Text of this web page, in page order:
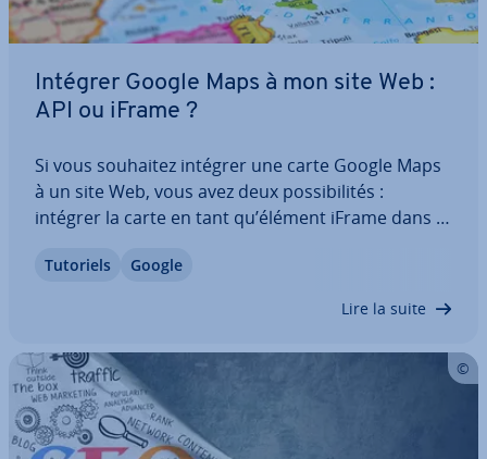
Intégrer Google Maps à mon site Web :
API ou iFrame ?
Si vous souhaitez intégrer une carte Google Maps
à un site Web, vous avez deux pos­si­bi­li­tés :
intégrer la carte en tant qu’élément iFrame dans le
Google Maps, soit les in­ter­faces of­fi­cielles du
Tutoriels Google
Lire la suite